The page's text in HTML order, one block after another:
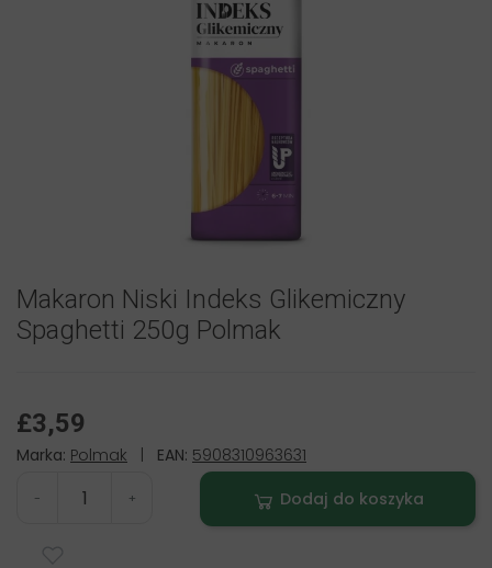
Makaron Niski Indeks Glikemiczny
Spaghetti 250g Polmak
£3,59
Marka: Polmak EAN: 5908310963631
- + Dodaj do koszyka